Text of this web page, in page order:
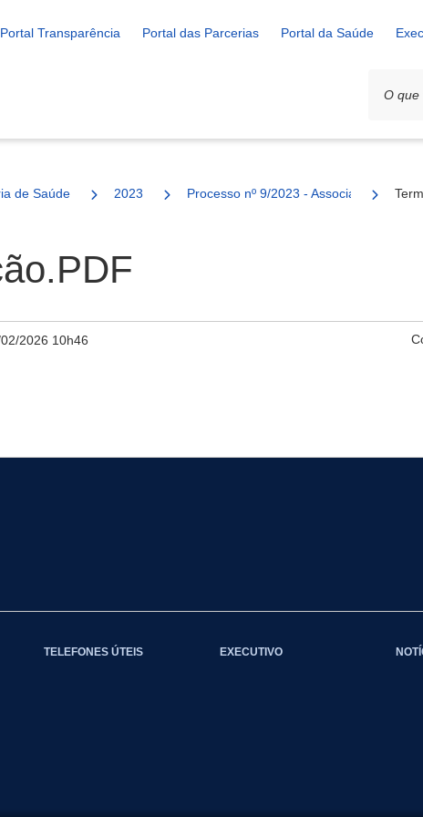
Portal Transparência Portal das Parcerias Portal da Saúde
de Saúde 2023 Processo nº 9/2023 - Associação Mão
2026 10h46
TELEFONES ÚTEIS EXECUTIVO